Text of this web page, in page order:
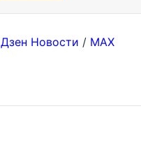
Дзен Новости / MAX